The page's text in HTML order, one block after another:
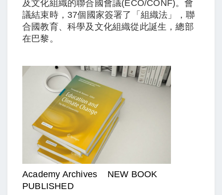
及文化組織的聯合國會議(ECO/CONF)。會
議結束時，37個國家簽署了「組織法」，聯
合國教育、科學及文化組織從此誕生，總部
在巴黎。
Academy Archives NEW BOOK
PUBLISHED